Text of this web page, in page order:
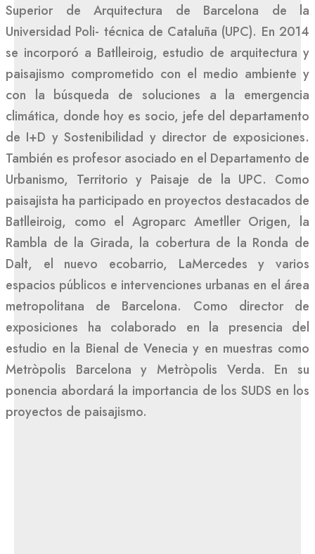
Superior de Arquitectura de Barcelona de la
Universidad Poli- técnica de Cataluña (UPC). En 2014
se incorporó a Batlleiroig, estudio de arquitectura y
paisajismo comprometido con el medio ambiente y
con la búsqueda de soluciones a la emergencia
climática, donde hoy es socio, jefe del departamento
de I+D y Sostenibilidad y director de exposiciones.
También es profesor asociado en el Departamento de
Urbanismo, Territorio y Paisaje de la UPC. Como
paisajista ha participado en proyectos destacados de
Batlleiroig, como el Agroparc Ametller Origen, la
Rambla de la Girada, la cobertura de la Ronda de
Dalt, el nuevo ecobarrio, LaMercedes y varios
espacios públicos e intervenciones urbanas en el área
metropolitana de Barcelona. Como director de
exposiciones ha colaborado en la presencia del
estudio en la Bienal de Venecia y en muestras como
Metròpolis Barcelona y Metròpolis Verda. En su
ponencia abordará la importancia de los SUDS en los
proyectos de paisajismo.